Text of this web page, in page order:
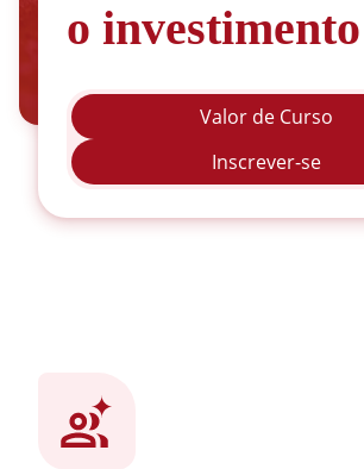
o investimento
Valor de Curso
Inscrever-se